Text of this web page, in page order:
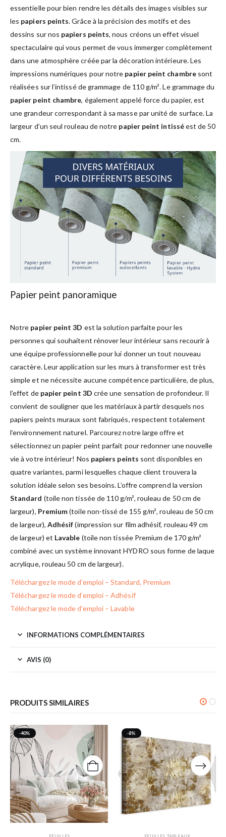
essentielle pour bien rendre les détails des images visibles sur
les papiers peints. Grâce à la précision des motifs et des
dessins sur nos papiers peints, nous créons un effet visuel
spectaculaire qui vous permet de vous immerger complètement
dans une atmosphère créée par la décoration intérieure. Les
impressions numériques pour notre papier peint chambresont
réalisées sur l’intissé de grammage de 110 g/m². Le grammage du
papier peint chambre, également appelé force du papier, est
une grandeur correspondant à sa masse par unité de surface. La
largeur d’un seul rouleau de notre papier peint intisséest de 50
cm.
Papier peint panoramique
Notre papier peint 3D est la solution parfaite pour les
personnes qui souhaitent rénover leur intérieur sans recourir à
une équipe professionnelle pour lui donner un tout nouveau
caractère. Leur application sur les murs à transformer est très
simple et ne nécessite aucune compétence particulière, de plus,
l’effet de papier peint 3D crée une sensation de profondeur. Il
convient de souligner que les matériaux à partir desquels nos
papiers peints muraux sont fabriqués, respectent totalement
l’environnement naturel. Parcourez notre large offre et
sélectionnez un papier peint parfait pour redonner une nouvelle
vie à votre intérieur! Nos papiers peints sont disponibles en
quatre variantes, parmi lesquelles chaque client trouvera la
solution idéale selon ses besoins. L’offre comprend la version
Standard (toile non tissée de 110 g/m², rouleau de 50 cm de
largeur), Premium(toile non-tissé de 155 g/m², rouleau de 50 cm
de largeur), Adhésif(impression sur film adhésif, rouleau 49 cm
de largeur) et Lavable (toile non tissée Premium de 170 g/m²
combiné avec un système innovant HYDRO sous forme de laque
acrylique, rouleau 50 cm de largeur).
Téléchargez le mode d’emploi – Standard, Premium
Téléchargez le mode d’emploi – Adhésif
Téléchargez le mode d’emploi – Lavable
INFORMATIONS COMPLÉMENTAIRES
AVIS (0)
PRODUITS SIMILAIRES
-40% -8%